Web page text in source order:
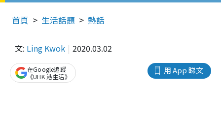
首頁 生活話題 熱話
文: Ling Kwok 2020.03.02
用 App 睇文
在Google追蹤
《UHK 港生活》